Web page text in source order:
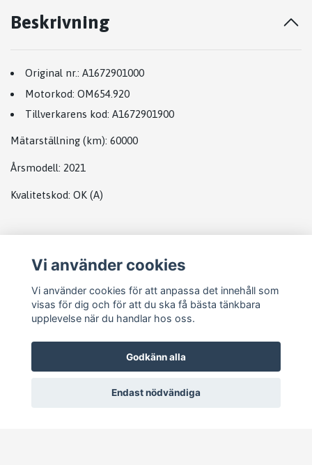
Beskrivning
Original nr.: A1672901000
Motorkod: OM654.920
Tillverkarens kod: A1672901900
Mätarställning (km): 60000
Årsmodell: 2021
Kvalitetskod: OK (A)
Vi använder cookies
Vi använder cookies för att anpassa det innehåll som
visas för dig och för att du ska få bästa tänkbara
upplevelse när du handlar hos oss.
Godkänn alla
Endast nödvändiga